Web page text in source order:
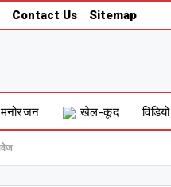
Contact Us Sitemap
मनोरंजन खेल-कूद विडियो